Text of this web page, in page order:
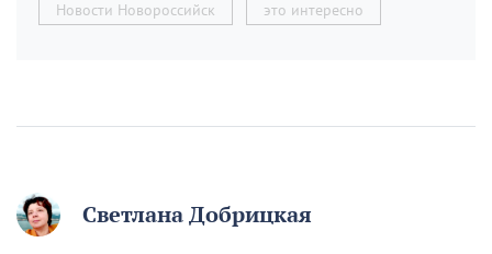
Новости Новороссийск это интересно
Светлана Добрицкая